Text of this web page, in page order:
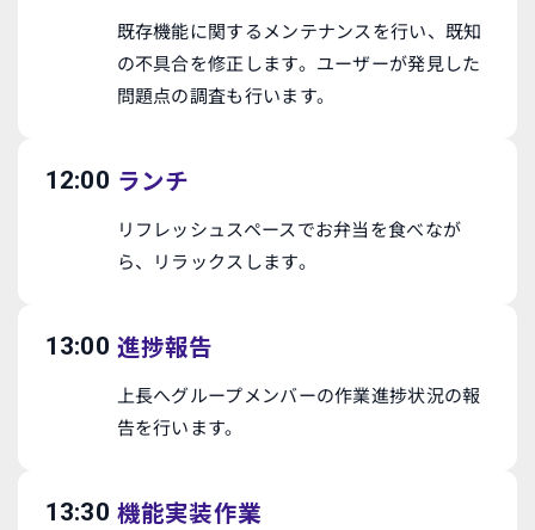
既存機能に関するメンテナンスを行い、既知
の不具合を修正します。ユーザーが発見した
問題点の調査も行います。
12:00 ランチ
リフレッシュスペースでお弁当を食べなが
ら、リラックスします。
13:00 進捗報告
上長へグループメンバーの作業進捗状況の報
告を行います。
13:30 機能実装作業